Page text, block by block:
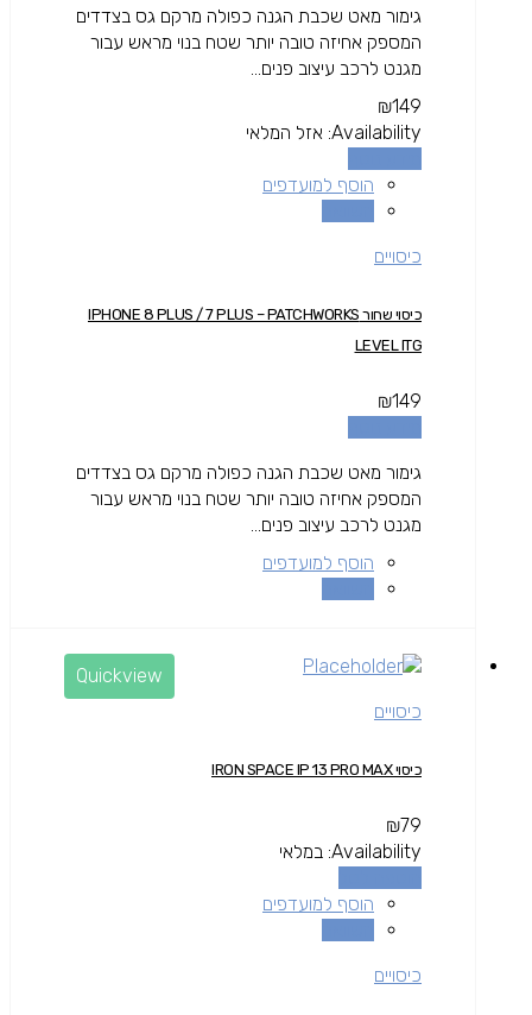
גימור מאט שכבת הגנה כפולה מרקם גס בצדדים
המספק אחיזה טובה יותר שטח בנוי מראש עבור
מגנט לרכב עיצוב פנים...
₪149
Availability: אזל המלאי
הוסף למועדפים
כיסויים
כיסוי שחור IPHONE 8 PLUS / 7 PLUS – PATCHWORKS
LEVEL ITG
₪149
גימור מאט שכבת הגנה כפולה מרקם גס בצדדים
המספק אחיזה טובה יותר שטח בנוי מראש עבור
מגנט לרכב עיצוב פנים...
הוסף למועדפים
Quickview
כיסויים
כיסוי IRON SPACE IP 13 PRO MAX
₪79
Availability: במלאי
הוסף למועדפים
כיסויים